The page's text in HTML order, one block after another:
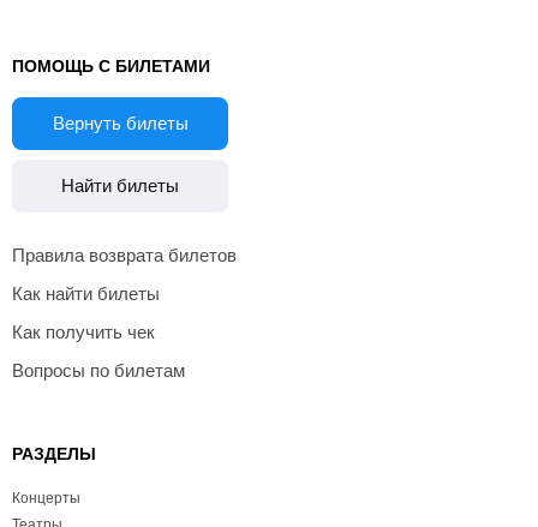
ПОМОЩЬ С БИЛЕТАМИ
Вернуть билеты
Найти билеты
Правила возврата билетов
Как найти билеты
Как получить чек
Вопросы по билетам
РАЗДЕЛЫ
Концерты